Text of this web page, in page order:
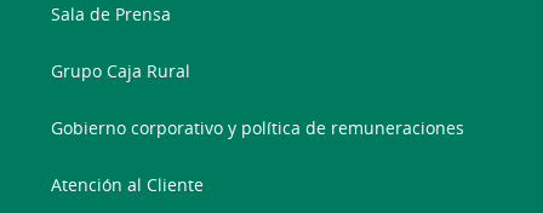
Sala de Prensa
Grupo Caja Rural
Gobierno corporativo y política de remuneraciones
Atención al Cliente